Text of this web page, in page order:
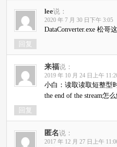
lee说：
2020 年 7 月 30 日下午 3:05
DataConverter.exe 松哥
回复
来福说：
2019 年 10 月 24 日上午
小白：读取读取短整型
the end of the stream怎
回复
匿名说：
2017 年 12 月 27 日上午